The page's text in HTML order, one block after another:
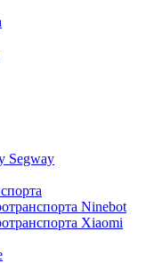
Segway
Ninebot
Xiaomi